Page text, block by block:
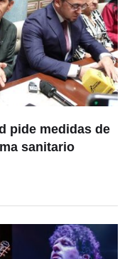
pide medidas de
sanitario